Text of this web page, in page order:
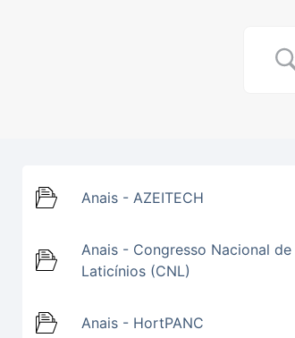
Anais - AZEITECH
Anais - Congresso Nacional de
Laticínios (CNL)
Anais - HortPANC